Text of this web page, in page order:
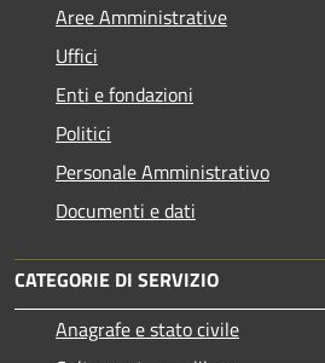
Aree Amministrative
Uffici
Enti e fondazioni
Politici
Personale Amministrativo
Documenti e dati
CATEGORIE DI SERVIZIO
Anagrafe e stato civile